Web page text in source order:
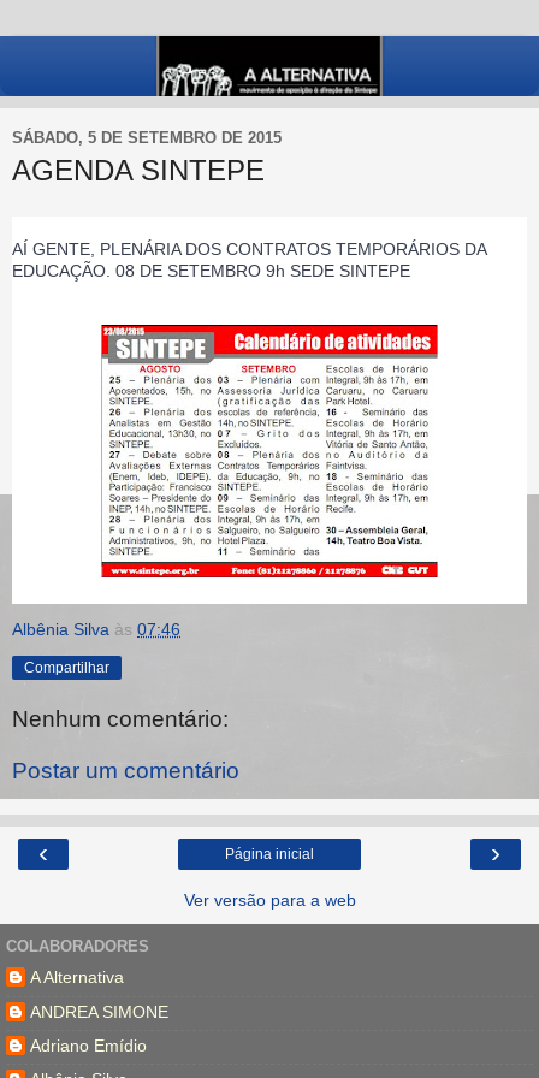
SÁBADO, 5 DE SETEMBRO DE 2015
AGENDA SINTEPE
AÍ GENTE, PLENÁRIA DOS CONTRATOS TEMPORÁRIOS DA
EDUCAÇÃO. 08 DE SETEMBRO 9h SEDE SINTEPE
Albênia Silva às 07:46
Compartilhar
Nenhum comentário:
Postar um comentário
‹ ›
Página inicial
Ver versão para a web
COLABORADORES
A Alternativa
ANDREA SIMONE
Adriano Emídio